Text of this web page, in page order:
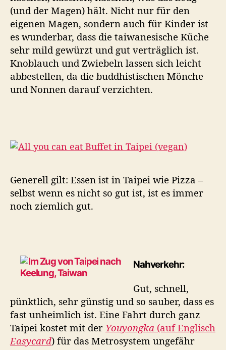
(und der Magen) hält. Nicht nur für den
eigenen Magen, sondern auch für Kinder ist
es wunderbar, dass die taiwanesische Küche
sehr mild gewürzt und gut verträglich ist.
Knoblauch und Zwiebeln lassen sich leicht
abbestellen, da die buddhistischen Mönche
und Nonnen darauf verzichten.
Generell gilt: Essen ist in Taipei wie Pizza –
selbst wenn es nicht so gut ist, ist es immer
noch ziemlich gut.
Nahverkehr:
Gut, schnell,
pünktlich, sehr günstig und so sauber, dass es
fast unheimlich ist. Eine Fahrt durch ganz
Taipei kostet mit der Youyongka (auf Englisch
Easycard) für das Metrosystem ungefähr